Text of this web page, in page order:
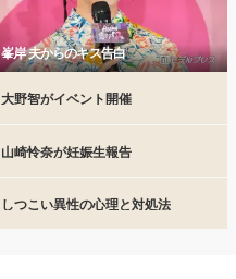
峯岸 夫からのキス告白
大野智がイベント開催
山崎怜奈が妊娠生報告
しつこい異性の心理と対処法